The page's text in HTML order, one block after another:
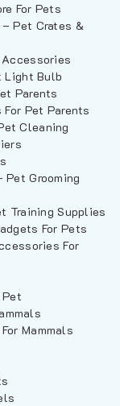
For Pets
Pet Crates &
Light Bulb
Parents
Pet Parents
Cleaning
Grooming
Training Supplies
For Pets
For
Mammals